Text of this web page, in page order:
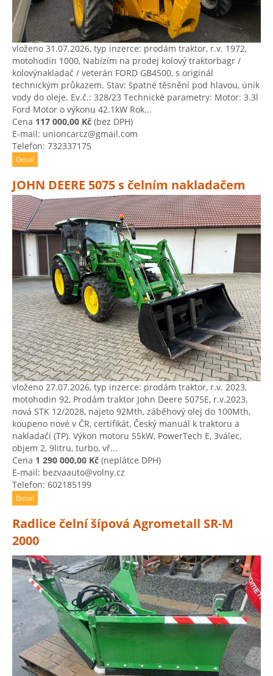
vloženo 31.07.2026, typ inzerce: prodám traktor, r.v. 1972,
motohodin 1000, Nabízím na prodej kolový traktorbagr /
kolovýnakladač / veterán FORD GB4500, s originál
technickým průkazem. Stav: špatné těsnění pod hlavou, únik
vody do oleje. Ev.č.: 328/23 Technické parametry: Motor: 3.3l
Ford Motor o výkonu 42.1kW Rok...
Cena 117 000,00 Kč (bez DPH)
E-mail: unioncarcz@gmail.com
Telefon: 732337175
Detail
JOHN DEERE 5075 s čelním nakladačem
vloženo 27.07.2026, typ inzerce: prodám traktor, r.v. 2023,
motohodin 92, Prodám traktor John Deere 5075E, r.v.2023,
nová STK 12/2028, najeto 92Mth, záběhový olej do 100Mth,
koupeno nové v ČR, certifikát, Český manuál k traktoru a
nakladači (TP). Výkon motoru 55kW, PowerTech E, 3válec,
objem 2, 9litru, turbo, vř...
Cena 1 290 000,00 Kč (neplátce DPH)
E-mail: bezvaauto@volny.cz
Telefon: 602185199
Detail
Radlice čelní šípová Agrometall SR-M
2000